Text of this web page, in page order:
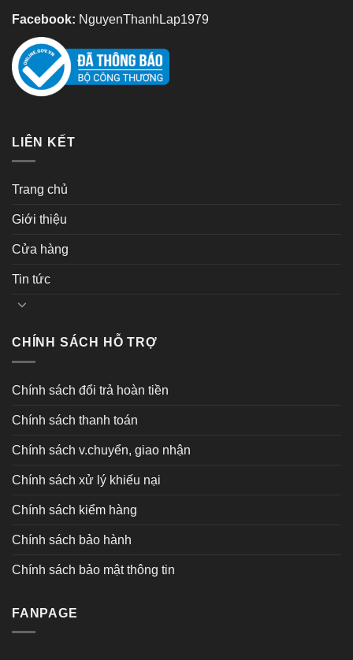
Facebook: NguyenThanhLap1979
LIÊN KẾT
Trang chủ
Giới thiệu
Cửa hàng
Tin tức
CHÍNH SÁCH HỖ TRỢ
Chính sách đổi trả hoàn tiền
Chính sách thanh toán
Chính sách v.chuyển, giao nhận
Chính sách xử lý khiếu nại
Chính sách kiểm hàng
Chính sách bảo hành
Chính sách bảo mật thông tin
FANPAGE